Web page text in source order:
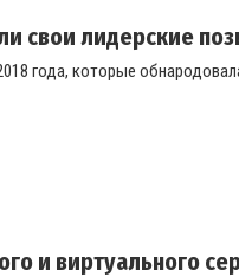
свои лидерские
года, которые
и виртуального